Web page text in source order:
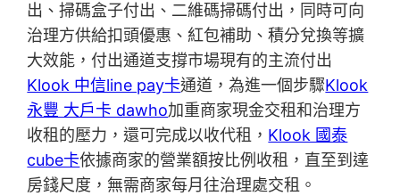
出、掃碼盒子付出、二維碼掃碼付出，同時可向
治理方供給扣頭優惠、紅包補助、積分兌換等擴
大效能，付出通道支撐市場現有的主流付出
Klook 中信line pay卡通道，為進一個步驟Klook
永豐 大戶卡 dawho加重商家現金交租和治理方
收租的壓力，還可完成以收代租， Klook 國泰
cube卡依據商家的營業額按比例收租，直至到達
房錢尺度，無需商家每月往治理處交租。